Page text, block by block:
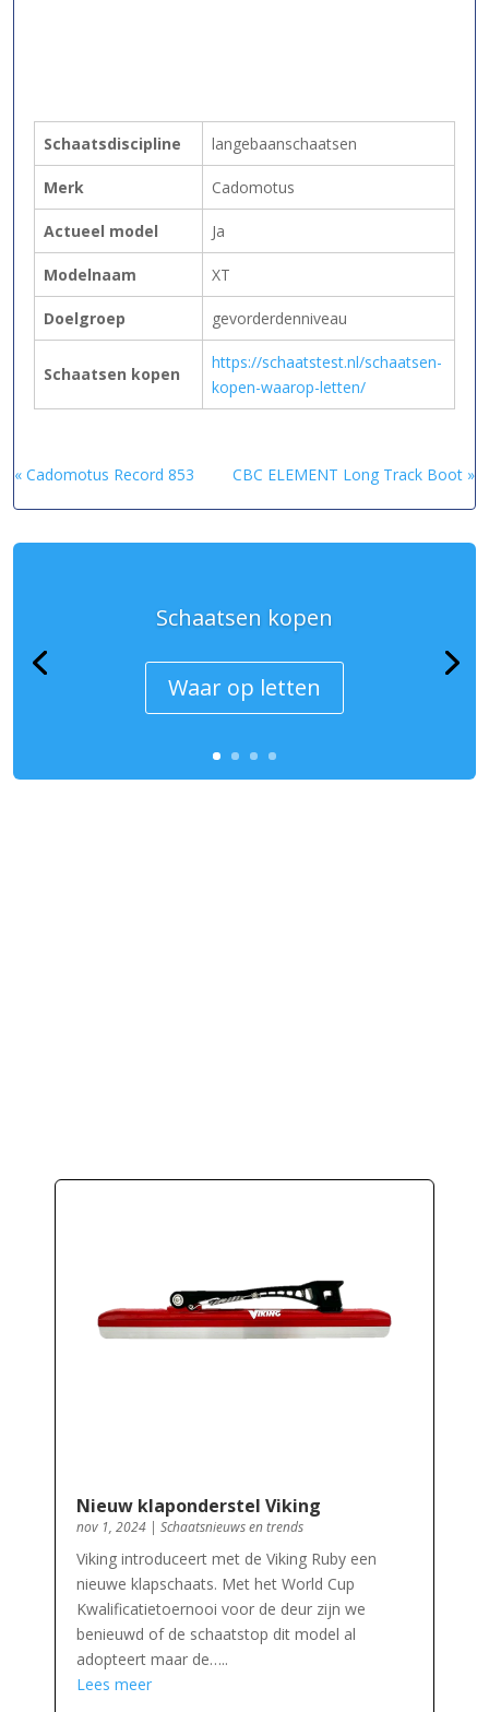
Schaatsdiscipline langebaanschaatsen
Merk Cadomotus
Actueel model Ja
Modelnaam XT
Doelgroep gevorderdenniveau
Schaatsen kopen
https://schaatstest.nl/schaatsen-
kopen-waarop-letten/
« Cadomotus Record 853 CBC ELEMENT Long Track Boot »
Schaatsen kopen
Waar op letten
Nieuw klaponderstel Viking
nov 1, 2024| Schaatsnieuws en trends
Viking introduceert met de Viking Ruby een
nieuwe klapschaats. Met het World Cup
Kwalificatietoernooi voor de deur zijn we
benieuwd of de schaatstop dit model al
adopteert maar de…..
Lees meer